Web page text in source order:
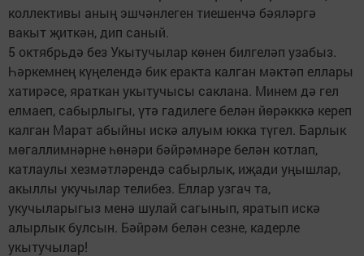
коллективы аның эшчәнлеген тиешенчә бәяләргә
вакыт җиткән, дип саный.
5 октябрьдә без Укытучылар көнен билгеләп узабыз.
Һәркемнең күңелендә бик еракта калган мәктәп еллары
хатирәсе, яраткан укытучысы саклана. Минем дә гел
елмаеп, сабырлыгы, үтә гадилеге белән йөрәкккә кереп
калган Марат абыйны искә алуым юкка түгел. Барлык
мөгаллимнәрне һөнәри бәйрәмнәре белән котлап,
катлаулы хезмәтләрендә сабырлык, иҗади уңышлар,
акыллы укучылар телибез. Еллар узгач та,
укучыларыгыз менә шулай сагынып, яратып искә
алырлык булсын. Бәйрәм белән сезне, кадерле
укытучылар!